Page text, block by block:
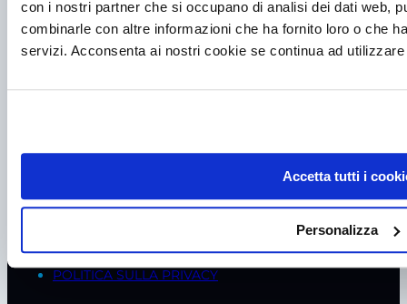
con i nostri partner che si occupano di analisi dei dati web,
combinarle con altre informazioni che ha fornito loro o che
servizi. Acconsenta ai nostri cookie se continua ad
Accetta tutti i
Personalizza
ASSISTENZA
MANUTENZIONE CAPPE BIOLOGICHE
MANUTENZIONE FRIGORIFERI
SANIFICAZIONE
VERIFICA INCUBATORI CO2
POLITICA SULLA PRIVACY